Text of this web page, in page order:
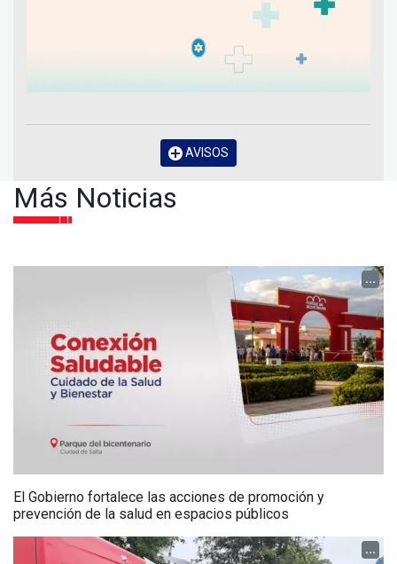
AVISOS
Más Noticias
...
El Gobierno fortalece las acciones de promoción y
prevención de la salud en espacios públicos
...